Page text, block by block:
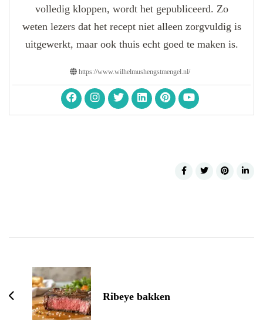
volledig kloppen, wordt het gepubliceerd. Zo
weten lezers dat het recept niet alleen zorgvuldig is
uitgewerkt, maar ook thuis echt goed te maken is.
https://www.wilhelmushengstmengel.nl/
Navigation
Ribeye bakken